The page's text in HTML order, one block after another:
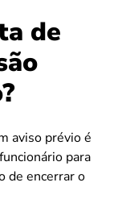
de
aviso prévio é
para
de encerrar o